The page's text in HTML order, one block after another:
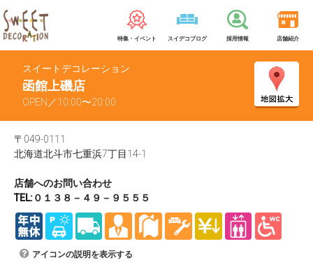
特集・イベント スイデコブログ 採用情報 店舗紹介
スイートデコレーション
函館上磯店
OPEN／10:00〜20:00
〒049-0111
北海道北斗市七重浜7丁目14-1
店舗へのお問い合わせ
TEL:０１３８－４９－９５５５
アイコンの説明を表示する